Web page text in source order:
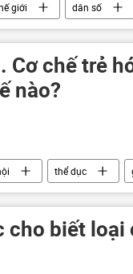
giới dân số
Cơ chế trẻ
nào?
thể dục
cho biết